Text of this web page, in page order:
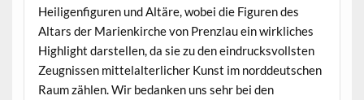
Heiligenfiguren und Altäre, wobei die Figuren des
Altars der Marienkirche von Prenzlau ein wirkliches
Highlight darstellen, da sie zu den eindrucksvollsten
Zeugnissen mittelalterlicher Kunst im norddeutschen
Raum zählen. Wir bedanken uns sehr bei den